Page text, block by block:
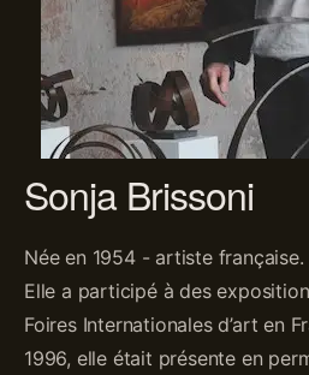
Sonja Brissoni
Née en 1954 - artiste française.
Elle a participé à des
Foires Internationales d’art en
1996, elle était présente en